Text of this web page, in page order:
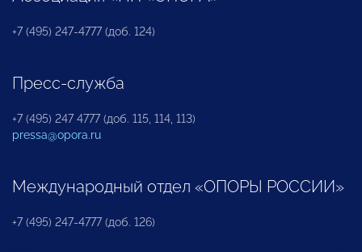
+7 (495) 247-4777 (доб. 124)
Пресс-служба
+7 (495) 247 4777 (доб. 115, 114, 113)
pressa@opora.ru
Международный отдел «ОПОРЫ РОССИИ»
+7 (495) 247-4777 (доб. 126)